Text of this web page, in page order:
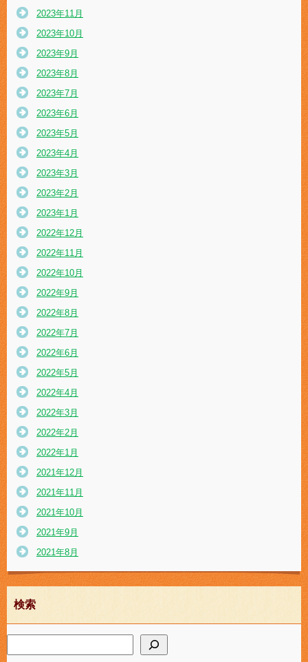
2023年11月
2023年10月
2023年9月
2023年8月
2023年7月
2023年6月
2023年5月
2023年4月
2023年3月
2023年2月
2023年1月
2022年12月
2022年11月
2022年10月
2022年9月
2022年8月
2022年7月
2022年6月
2022年5月
2022年4月
2022年3月
2022年2月
2022年1月
2021年12月
2021年11月
2021年10月
2021年9月
2021年8月
検索